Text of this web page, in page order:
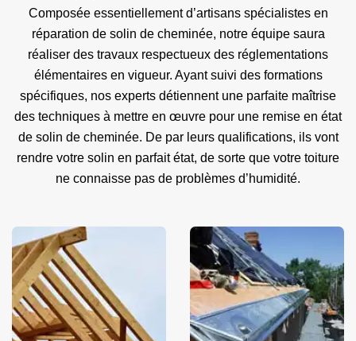
Composée essentiellement d’artisans spécialistes en
réparation de solin de cheminée, notre équipe saura
réaliser des travaux respectueux des réglementations
élémentaires en vigueur. Ayant suivi des formations
spécifiques, nos experts détiennent une parfaite maîtrise
des techniques à mettre en œuvre pour une remise en état
de solin de cheminée. De par leurs qualifications, ils vont
rendre votre solin en parfait état, de sorte que votre toiture
ne connaisse pas de problèmes d’humidité.